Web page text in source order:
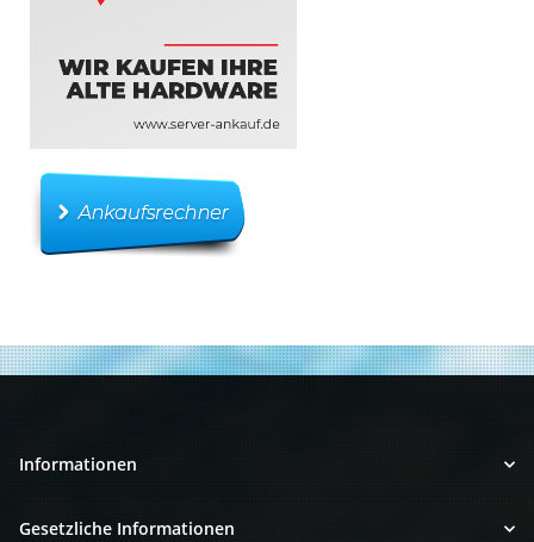
Informationen
Gesetzliche Informationen